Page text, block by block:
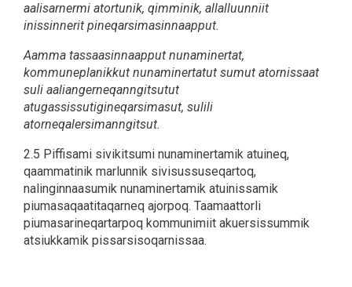
aalisarnermi atortunik, qimminik, allalluunniit
inissinnerit pineqarsimasinnaapput.
Aamma tassaasinnaapput nunaminertat,
kommuneplanikkut nunaminertatut sumut atornissaat
suli aaliangerneqanngitsutut
atugassissutigineqarsimasut, sulili
atorneqalersimanngitsut.
2.5 Piffisami sivikitsumi nunaminertamik atuineq,
qaammatinik marlunnik sivisussuseqartoq,
nalinginnaasumik nunaminertamik atuinissamik
piumasaqaatitaqarneq ajorpoq. Taamaattorli
piumasarineqartarpoq kommunimiit akuersissummik
atsiukkamik pissarsisoqarnissaa.